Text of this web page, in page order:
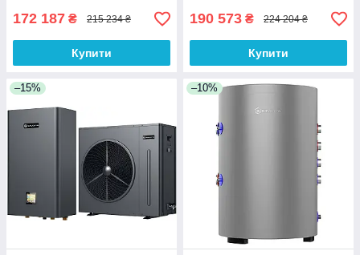
172 187 ₴ 215 234 ₴
Купити
190 573 ₴ 224 204 ₴
Купити
–15% –10%